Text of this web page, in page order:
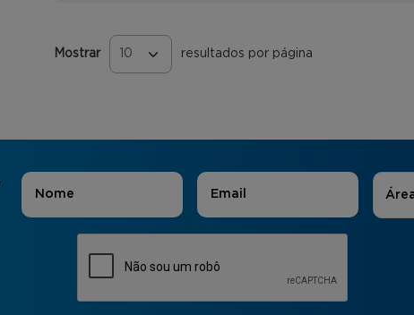
Mostrar resultados por página
Páginas
Nome E-mail